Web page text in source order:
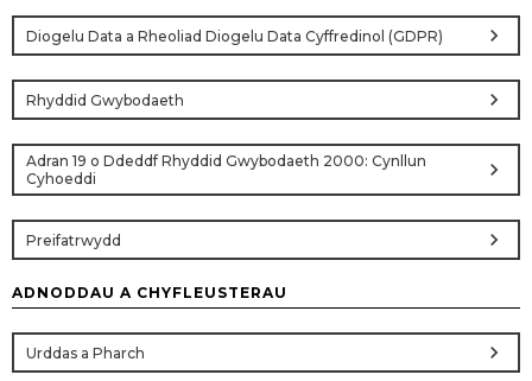
Diogelu Data a Rheoliad Diogelu Data Cyffredinol (GDPR) chevron_right
Rhyddid Gwybodaeth chevron_right
Adran 19 o Ddeddf Rhyddid Gwybodaeth 2000: Cynllun
Cyhoeddi
chevron_right
Preifatrwydd chevron_right
ADNODDAU A CHYFLEUSTERAU
Urddas a Pharch chevron_right